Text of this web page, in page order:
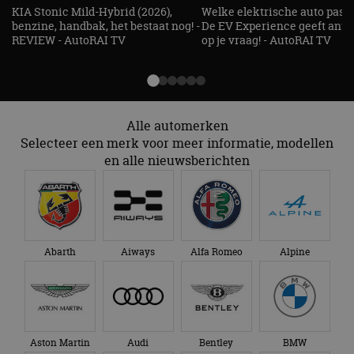
KIA Stonic Mild-Hybrid (2026),
benzine, handbak, het bestaat nog! -
REVIEW - AutoRAI TV
Welke elektrische auto past
De EV Experience geeft
op je vraag! - AutoRAI TV
Alle automerken
Selecteer een merk voor meer informatie, modellen
en alle nieuwsberichten
Abarth Aiways Alfa Romeo Alpine
Aston Martin Audi Bentley BMW
Naam
Aanbieder /
Domein
Vervaldatum
.autorai.nl
te
adres van
te
CookieScriptConsent
Cookie-
service
bezoekers
Google Privacy Policy